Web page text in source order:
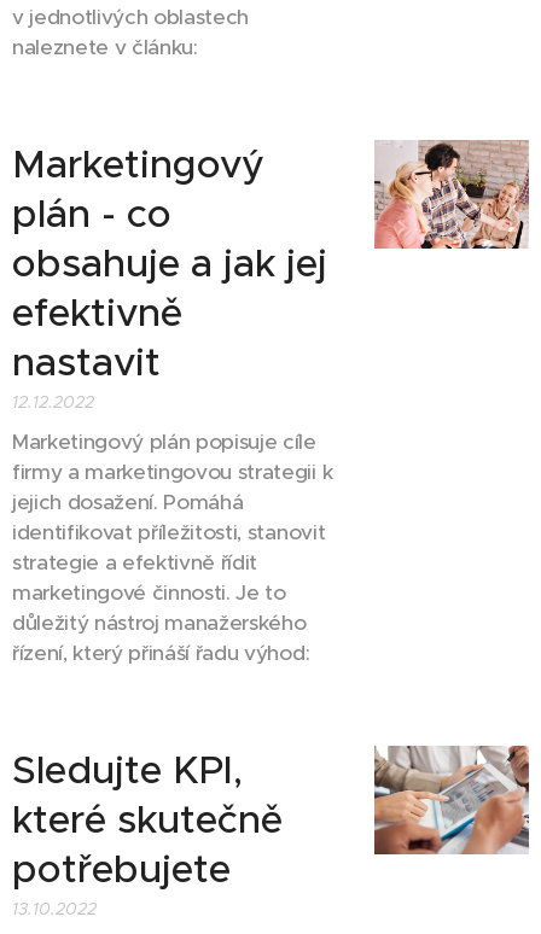
v jednotlivých oblastech
naleznete v článku:
Marketingový
plán - co
obsahuje a jak jej
efektivně
nastavit
12.12.2022
Marketingový plán popisuje cíle
firmy a marketingovou strategii k
jejich dosažení. Pomáhá
identifikovat příležitosti, stanovit
strategie a efektivně řídit
marketingové činnosti. Je to
důležitý nástroj manažerského
řízení, který přináší řadu výhod:
Sledujte KPI,
které skutečně
potřebujete
13.10.2022